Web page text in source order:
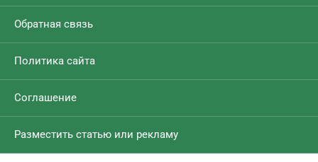
Обратная связь
Политика сайта
Соглашение
Разместить статью или рекламу